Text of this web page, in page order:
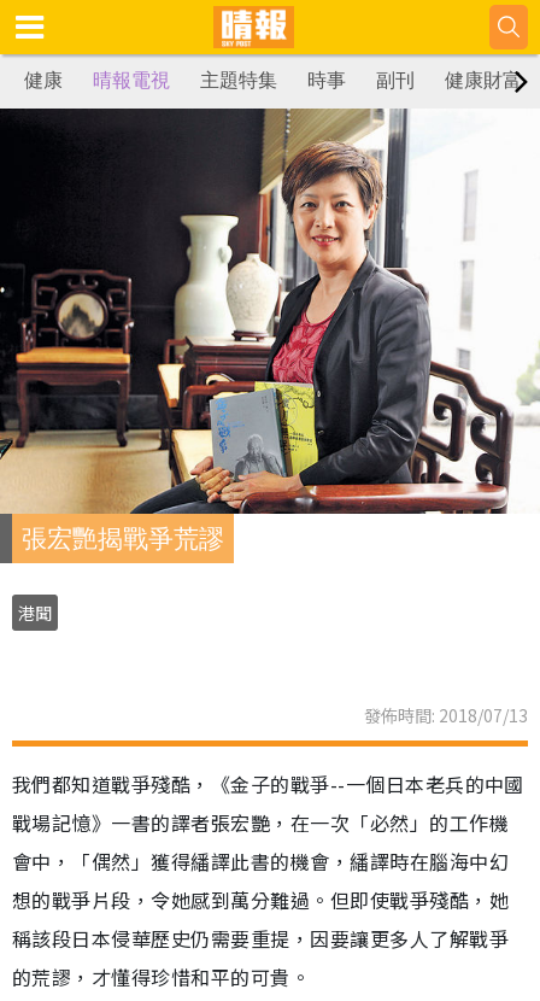
健康 晴報電視 主題特集 時事 副刊 健康財富
張宏艷揭戰爭荒謬
港聞
發佈時間: 2018/07/13
我們都知道戰爭殘酷，《金子的戰爭--一個日本老兵的中國
戰場記憶》一書的譯者張宏艷，在一次「必然」的工作機
會中，「偶然」獲得繙譯此書的機會，繙譯時在腦海中幻
想的戰爭片段，令她感到萬分難過。但即使戰爭殘酷，她
稱該段日本侵華歷史仍需要重提，因要讓更多人了解戰爭
的荒謬，才懂得珍惜和平的可貴。